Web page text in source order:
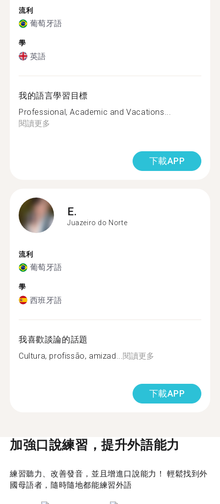
流利
葡萄牙語
學
英語
我的語言學習目標
Professional, Academic and Vacations...
閱讀更多
下載APP
E.
Juazeiro do Norte
流利
葡萄牙語
學
西班牙語
我喜歡談論的話題
Cultura, profissão, amizad... 閱讀更多
下載APP
加強口說練習，提升外語能力
練習聽力、改善發音，並且增進口說能力！ 輕鬆找到外
國母語者，隨時隨地都能練習外語